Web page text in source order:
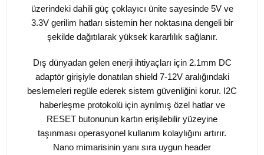
üzerindeki dahili güç çoklayıcı ünite sayesinde 5V ve
3.3V gerilim hatları sistemin her noktasına dengeli bir
şekilde dağıtılarak yüksek kararlılık sağlanır.
Dış dünyadan gelen enerji ihtiyaçları için 2.1mm DC
adaptör girişiyle donatılan shield 7-12V aralığındaki
beslemeleri regüle ederek sistem güvenliğini korur. I2C
haberleşme protokolü için ayrılmış özel hatlar ve
RESET butonunun kartın erişilebilir yüzeyine
taşınması operasyonel kullanım kolaylığını artırır.
Nano mimarisinin yanı sıra uygun header